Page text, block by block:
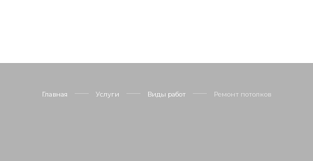
Главная Услуги Виды работ Ремонт потолков